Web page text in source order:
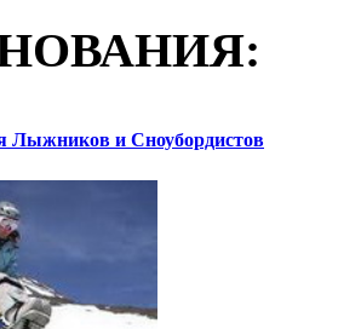
Лыжников и Сноубордистов